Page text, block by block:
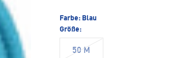
Farbe: Blau
Größe:
50 M